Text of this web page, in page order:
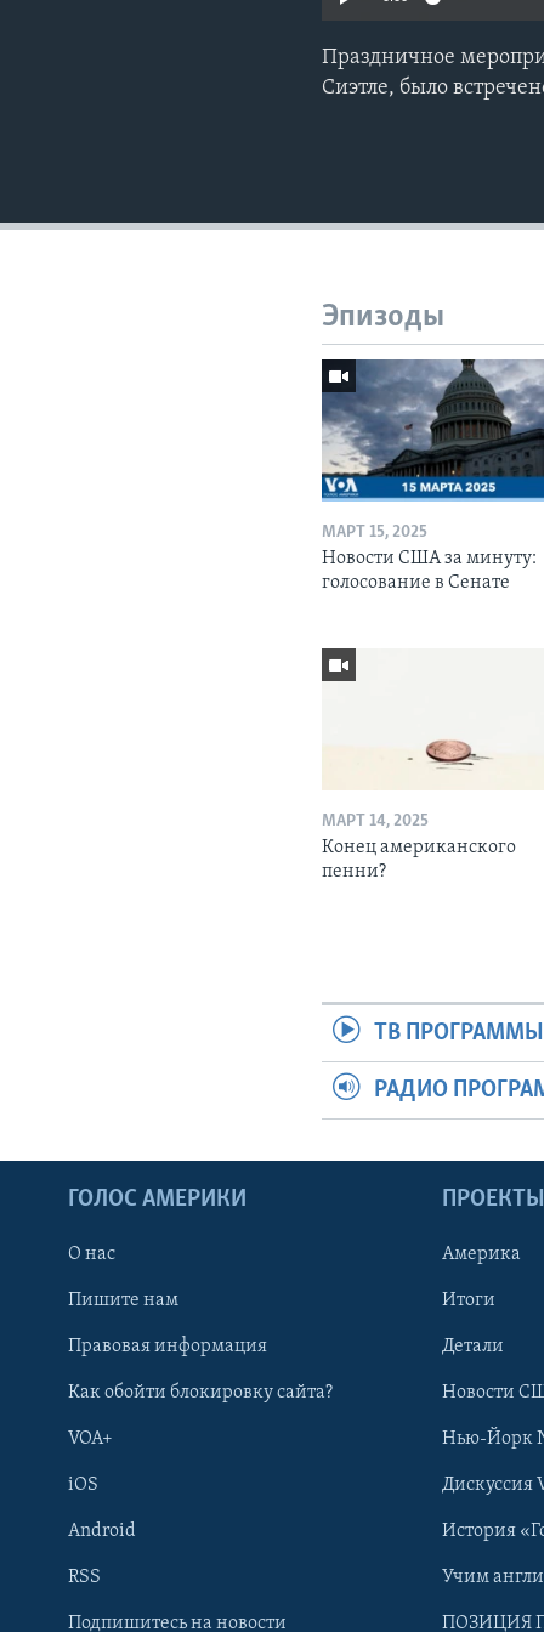
Learning English
Праздничное
Сиэтле, было
Эпизоды
МАРТ 15, 2025
Новости США за минуту:
голосование в Сенате
МАРТ 14, 2025
Конец американского
пенни?
ТВ ПРОГРАММЫ
РАДИО
ГОЛОС АМЕРИКИ
О нас
Пишите нам
Правовая информация
Как обойти блокировку сайта?
VOA+
iOS
Android
RSS
Подпишитесь на новости
ПРОЕКТЫ
Америка
Итоги
Детали
Новости
Нью-Йорк
Дискуссия
История
Учим
ПОЗИЦИЯ